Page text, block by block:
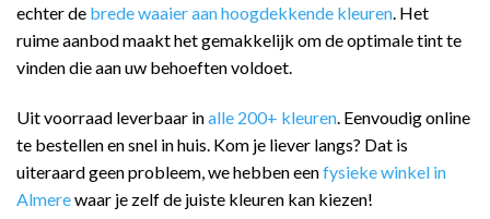
echter de brede waaier aan hoogdekkende kleuren. Het
ruime aanbod maakt het gemakkelijk om de optimale tint te
vinden die aan uw behoeften voldoet.
Uit voorraad leverbaar inalle 200+ kleuren . Eenvoudig online
te bestellen en snel in huis. Kom je liever langs? Dat is
uiteraard geen probleem, we hebben eenfysieke winkel in
Almerewaar je zelf de juiste kleuren kan kiezen!